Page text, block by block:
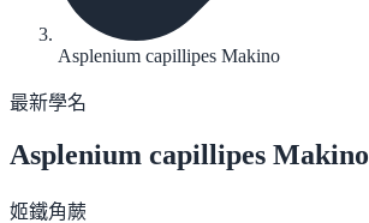
Asplenium capillipes Makino
最新學名
Asplenium capillipes Makino
姬鐵角蕨